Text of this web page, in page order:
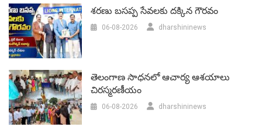
శరణు బసప్ప సేవలకు దక్కిన గౌరవం
06-08-2026 dharshininews
తెలంగాణ సాధనలో ఆచార్య ఆశయాలు
చిరస్మరణీయం
06-08-2026 dharshininews